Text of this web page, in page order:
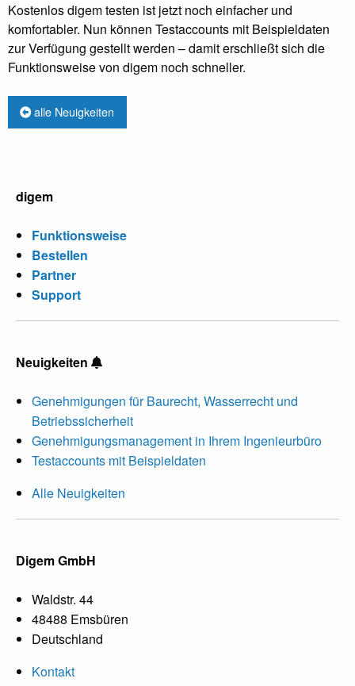
Kostenlos digem testen ist jetzt noch einfacher und
komfortabler. Nun können Testaccounts mit Beispieldaten
zur Verfügung gestellt werden – damit erschließt sich die
Funktionsweise von digem noch schneller.
alle Neuigkeiten
digem
Funktionsweise
Bestellen
Partner
Support
Neuigkeiten
Genehmigungen für Baurecht, Wasserrecht und
Betriebssicherheit
Genehmigungsmanagement in Ihrem Ingenieurbüro
Testaccounts mit Beispieldaten
Alle Neuigkeiten
Digem GmbH
Waldstr. 44
48488 Emsbüren
Deutschland
Kontakt